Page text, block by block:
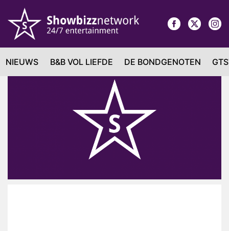
NIEUWS B&B VOL LIEFDE DE BONDGENOTEN